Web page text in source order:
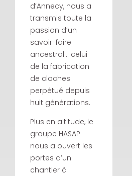
d’Annecy, nous a
transmis toute la
passion d’un
savoir-faire
ancestral… celui
de la fabrication
de cloches
perpétué depuis
huit générations.
Plus en altitude, le
groupe HASAP
nous a ouvert les
portes d’un
chantier à